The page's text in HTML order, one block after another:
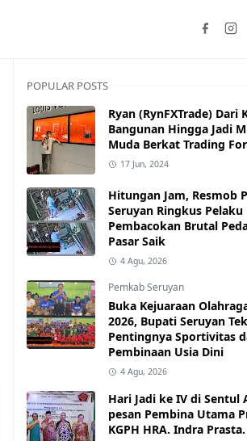
POPULAR POSTS
Ryan (RynFXTrade) Dari
Bangunan Hingga Jadi
Muda Berkat Trading
17 Jun, 2024
Hitungan Jam, Resmob
Seruyan Ringkus Pelaku
Pembacokan Brutal
Pasar Saik
4 Agu, 2026
Pemkab Seruyan
Buka Kejuaraan
2026, Bupati Seruyan
Pentingnya Sportivitas
Pembinaan Usia Dini
4 Agu, 2026
Hari Jadi ke IV di Sentul
pesan Pembina Utama
KGPH HRA. Indra Prasta.